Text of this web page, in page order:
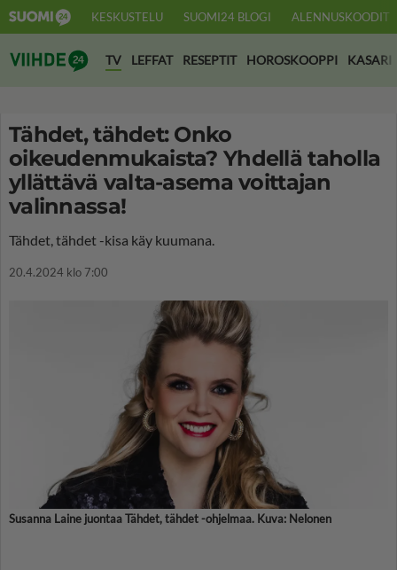
KESKUSTELU SUOMI24 BLOGI ALENNUSKOODIT
Suomi24 Viihde
TV LEFFAT RESEPTIT HOROSKOOPPI KASARI
Tähdet, tähdet: Onko
oikeudenmukaista? Yhdellä taholla
yllättävä valta-asema voittajan
valinnassa!
Tähdet, tähdet -kisa käy kuumana.
20.4.2024 klo 7:00
Susanna Laine juontaa Tähdet, tähdet -ohjelmaa. Kuva: Nelonen